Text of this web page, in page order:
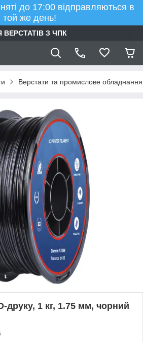
до 17:00 відправляються в
той же день!
З ЧПК
Верстати та промислове обладнання
друку, 1 кг, 1.75 мм, чорний